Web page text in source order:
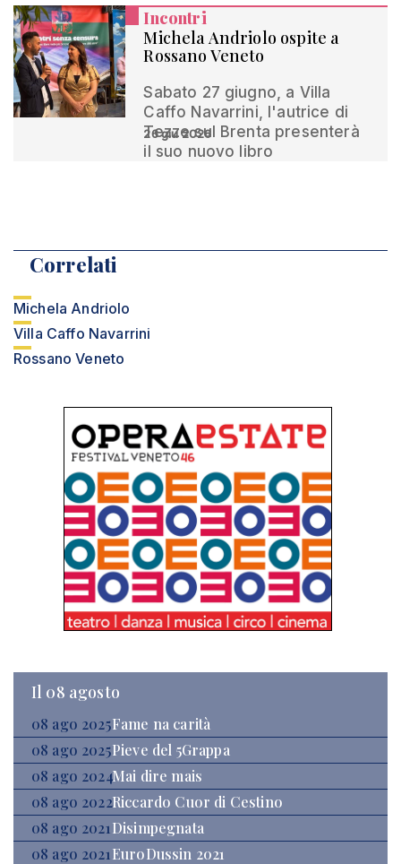
Incontri
Michela Andriolo ospite a
Rossano Veneto
Sabato 27 giugno, a Villa
Caffo Navarrini, l'autrice di
Tezze sul Brenta presenterà
il suo nuovo libro
26 giu 2026
Correlati
Michela Andriolo
Villa Caffo Navarrini
Rossano Veneto
Il 08 agosto
08 ago 2025Fame na carità
08 ago 2025Pieve del 5Grappa
08 ago 2024Mai dire mais
08 ago 2022Riccardo Cuor di Cestino
08 ago 2021Disimpegnata
08 ago 2021EuroDussin 2021